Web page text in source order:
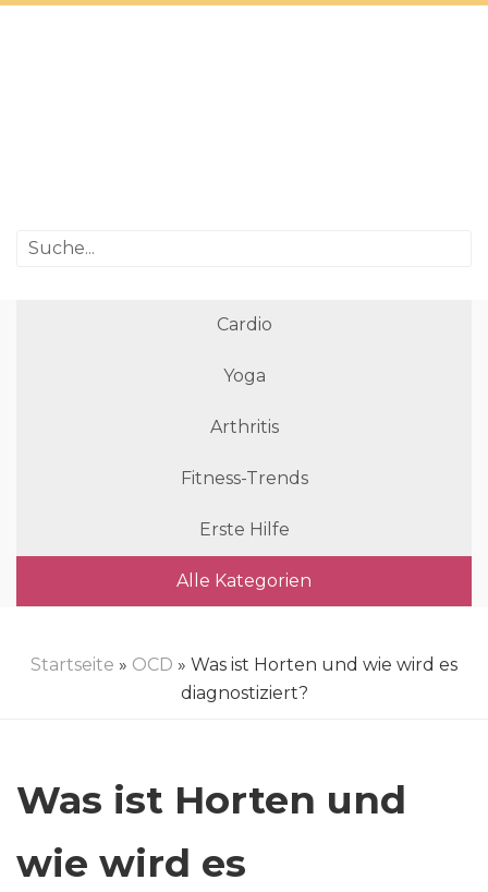
Cardio
Yoga
Arthritis
Fitness-Trends
Erste Hilfe
Alle Kategorien
Startseite » OCD » Was ist Horten und wie wird es
diagnostiziert?
Was ist Horten und
wie wird es